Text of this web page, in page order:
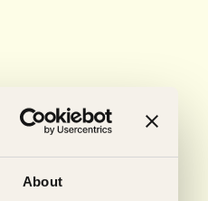
About